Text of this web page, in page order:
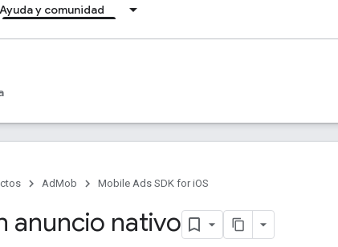
Ayuda y comunidad
AdMob Mobile Ads SDK for iOS
anuncio nativo